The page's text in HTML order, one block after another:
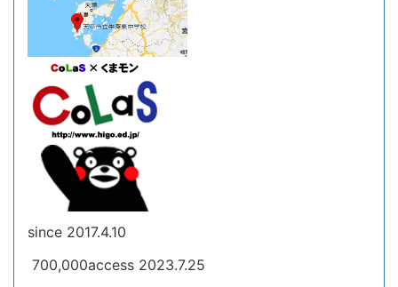
since 2017.4.10
700,000access 2023.7.25